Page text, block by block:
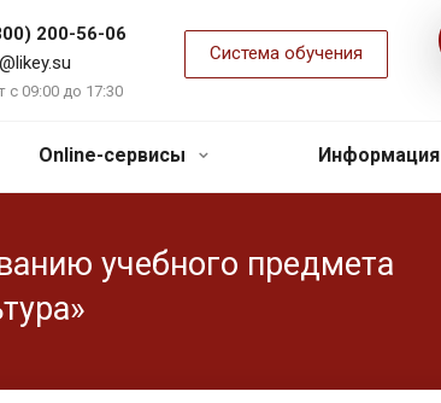
200-56-06
с 09:00 до 17:30
Система обучения
Online-сервисы Информация
учебного предмета